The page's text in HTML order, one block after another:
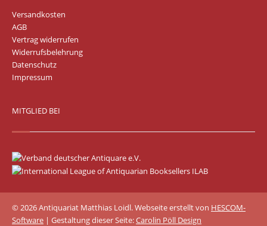
Versandkosten
AGB
Vertrag widerrufen
Widerrufsbelehrung
Datenschutz
Impressum
MITGLIED BEI
© 2026 Antiquariat Matthias Loidl. Webseite erstellt von HESCOM-
Software | Gestaltung dieser Seite:Carolin Pöll Design